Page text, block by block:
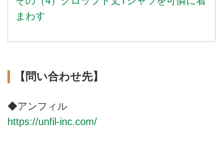
まわす
【問い合わせ先】
◆アンフィル
https://unfil-inc.com/